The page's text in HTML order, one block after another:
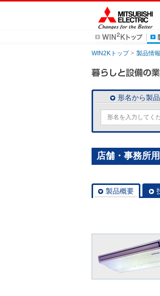
WIN2Kトップ 製品情報
形名から製
店舗・事務所
製品概要